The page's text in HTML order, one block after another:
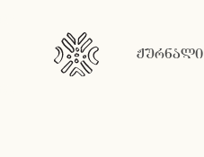
ჟურნალი